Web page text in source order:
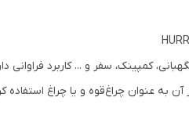
کمپینک، سفر و ... کاربرد فراوانی
آن به عنوان چراغ‌قوه و یا چراغ